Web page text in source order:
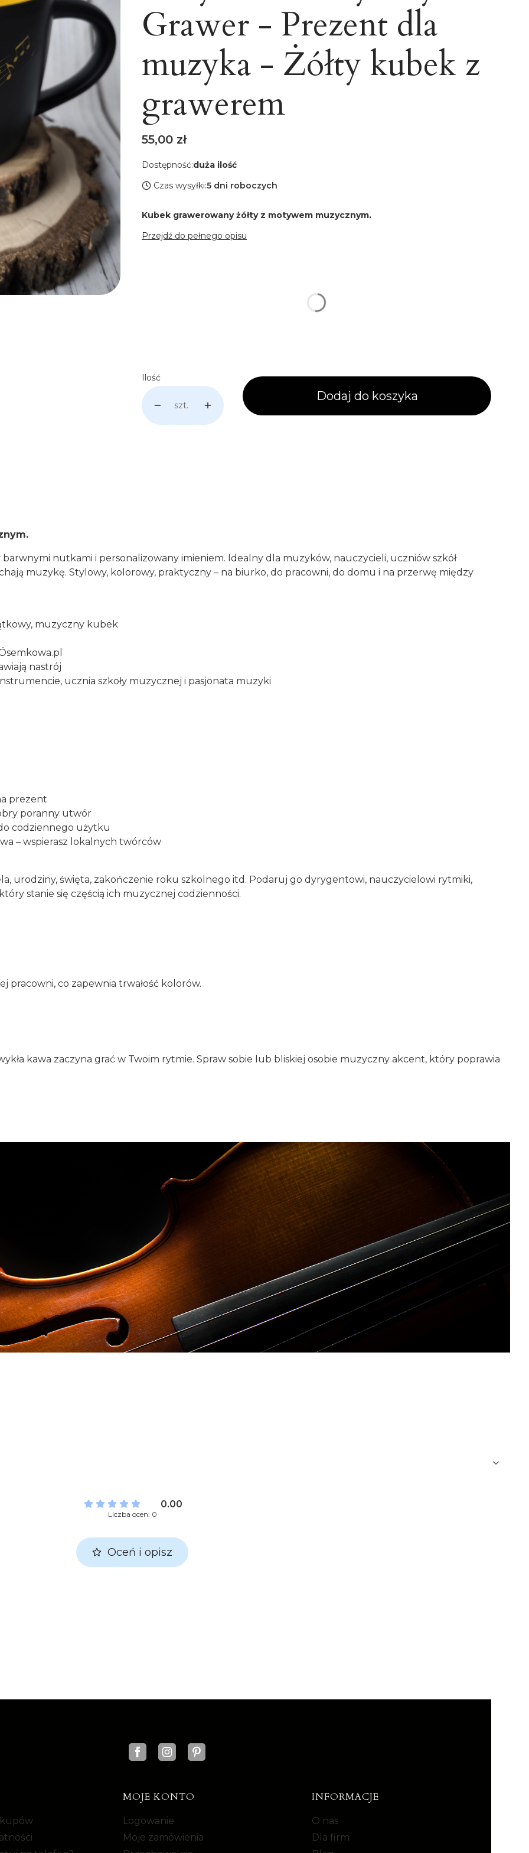
Grawer - Prezent dla
muzyka - Żółty kubek z
grawerem
Cena
55,00 zł
Dostępność:duża ilość
Czas wysyłki:5 dni roboczych
Kubek grawerowany żółty z motywem muzycznym.
Przejdź do pełnego opisu
Personalizacja i lokalizacja (przód, bok etc)Opcjonalne
Ilość
szt.
Dodaj do koszyka
nutkami i personalizowany imieniem. Idealny dla muzyków, nauczycieli, uczniów szkół
muzykę. Stylowy, kolorowy, praktyczny – na biurko, do pracowni, do domu i na przerwę między
muzyczny kubek
nastrój
ucznia szkoły muzycznej i pasjonata muzyki
prezent
poranny utwór
codziennego użytku
– wspierasz lokalnych twórców
urodziny, święta, zakończenie roku szkolnego itd. Podaruj go dyrygentowi, nauczycielowi rytmiki,
stanie się częścią ich muzycznej codzienności.
pracowni, co zapewnia trwałość kolorów.
kawa zaczyna grać w Twoim rytmie. Spraw sobie lub bliskiej osobie muzyczny akcent, który poprawia
0.00
Liczba ocen: 0
Oceń i opisz
MOJE KONTO
Logowanie
Moje zamówienia
INFORMACJE
O nas
Dla firm